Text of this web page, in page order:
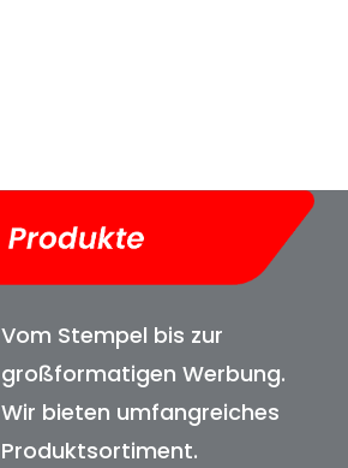
Vom Stempel bis zur
großformatigen Werbung.
Wir bieten umfangreiches
Produktsortiment.